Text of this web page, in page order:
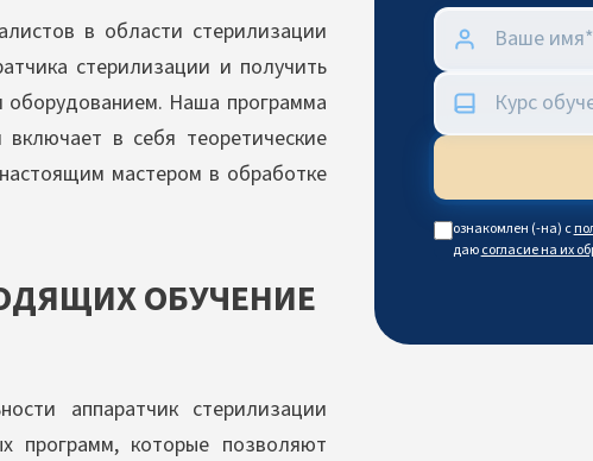
в области стерилизации
стерилизации и получить
Наша программа
в себя теоретические
мастером в обработке
ОБУЧЕНИЕ
аппаратчик стерилизации
программ, которые позволяют
ознакомлен (-на) с
даюсогласие на их